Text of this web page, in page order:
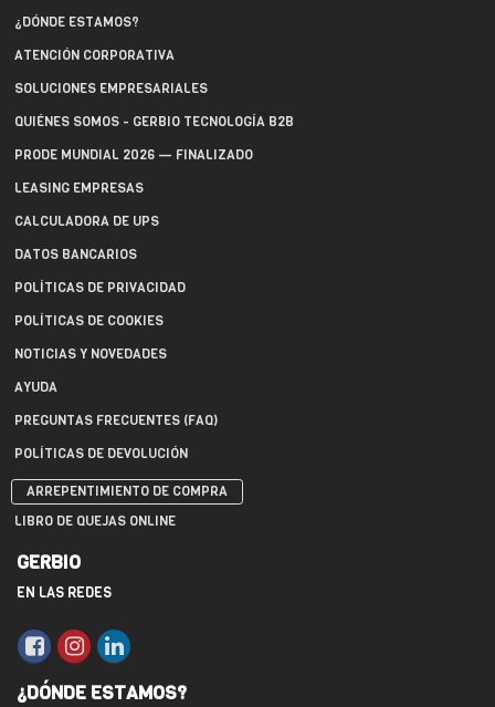
¿DÓNDE ESTAMOS?
ATENCIÓN CORPORATIVA
SOLUCIONES EMPRESARIALES
QUIÉNES SOMOS - GERBIO TECNOLOGÍA B2B
PRODE MUNDIAL 2026 — FINALIZADO
LEASING EMPRESAS
CALCULADORA DE UPS
DATOS BANCARIOS
POLÍTICAS DE PRIVACIDAD
POLÍTICAS DE COOKIES
NOTICIAS Y NOVEDADES
AYUDA
PREGUNTAS FRECUENTES (FAQ)
POLÍTICAS DE DEVOLUCIÓN
ARREPENTIMIENTO DE COMPRA
LIBRO DE QUEJAS ONLINE
GERBIO
EN LAS REDES
¿DÓNDE ESTAMOS?